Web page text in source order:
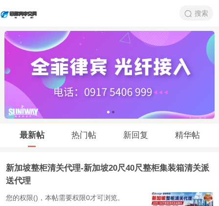
搜索
最新帖 热门帖 新回复 精华帖
新加坡整柜清关代理-新加坡20尺40尺整柜集装箱清关派
送代理
您的权限()，本帖需要权限0才可浏览。